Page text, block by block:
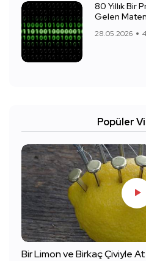
80 Yıllık Bir
Gelen
28.05.2026
Popüler
Bir Limon ve Birkaç Çiviyle